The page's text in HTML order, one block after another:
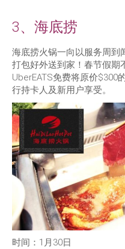
3、海底捞
海底捞火锅一向以服务周到
打包好外送到家！春节假期
UberEATS免费将原价$300
行持卡人及新用户享受。
时间：1月30日